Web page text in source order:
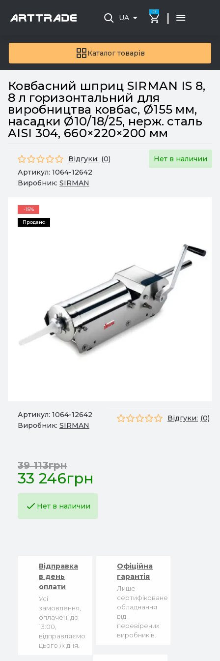
Каталог товарів
UA
0 |
Ковбасний шприц SIRMAN IS 8,
8 л горизонтальний для
виробництва ковбас, Ø155 мм,
насадки Ø10/18/25, нерж. сталь
AISI 304, 660×220×200 мм
Відгуки: (0)
Нет в наличии
Артикул: 1064-12642
Виробник: SIRMAN
-15%
Продано
Артикул: 1064-12642
Виробник: SIRMAN
Відгуки: (0)
33 246грн
39 113грн
Нет в наличии
Відправка
в день
оплати
Усі
замовлення,
оплачені до
13:00,
відправляємо
цього ж дня.
Офіційна
гарантія
Лише
сертифіковане
обладнання
від
перевірених
виробників.